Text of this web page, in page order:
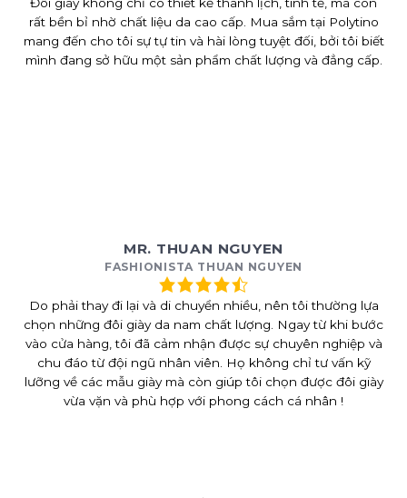
rất bền bỉ nhờ chất liệu da cao cấp. Mua sắm tại Polytino
mang đến cho tôi sự tự tin và hài lòng tuyệt đối, bởi tôi biết
mình đang sở hữu một sản phẩm chất lượng và đẳng cấp.
MR. THUAN NGUYEN
FASHIONISTA THUAN NGUYEN
Do phải thay đi lại và di chuyển nhiều, nên tôi thường lựa
chọn những đôi giày da nam chất lượng. Ngay từ khi bước
vào cửa hàng, tôi đã cảm nhận được sự chuyên nghiệp và
chu đáo từ đội ngũ nhân viên. Họ không chỉ tư vấn kỹ
lưỡng về các mẫu giày mà còn giúp tôi chọn được đôi giày
vừa vặn và phù hợp với phong cách cá nhân !